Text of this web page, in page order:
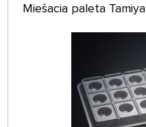
Miešacia paleta Tamiya